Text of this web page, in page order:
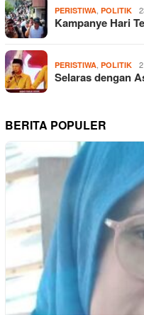
PERISTIWA POLITIK
Kampanye Hari
PERISTIWA POLITIK
Selaras dengan
BERITA POPULER